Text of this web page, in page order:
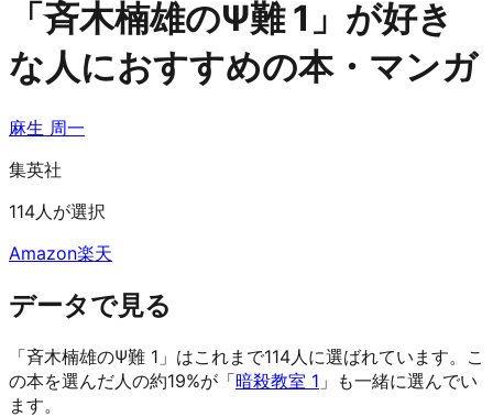
「斉木楠雄のΨ難 1 」が好き
な人におすすめの本・マンガ
麻生 周一
集英社
114人が選択
Amazon楽天
データで見る
「斉木楠雄のΨ難 1」はこれまで114人に選ばれています。 こ
の本を選んだ人の約19%が「暗殺教室 1 」も一緒に選んでい
ます。